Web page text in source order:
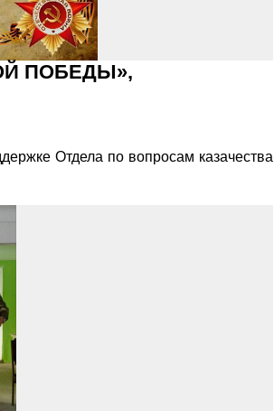
ПОБЕДЫ»,
Отдела по вопросам казачества